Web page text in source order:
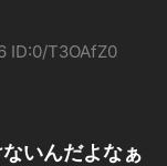
ID:0/T3OAfZ0
いんだよなぁ